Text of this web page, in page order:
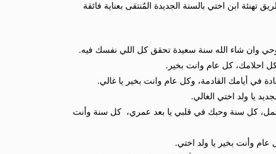
ابن اختي بالسنة الجديدة المُنتقى بعناية فائقة
وان شاء الله سنة سعيدة تحقق كل اللي نفسك فيه.
احلامك، كل عام وانت بخير.
في أيامك القادمة، وكل عام وانت بخير يا غالي.
يا ولد اختي الغالي.
كل سنة وحبك في قلبي يا بعد عمري، كل سنة وأنت
عام وأنت بخير يا ولد اختي.